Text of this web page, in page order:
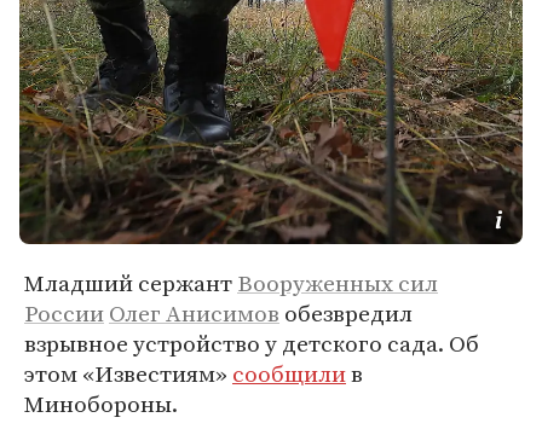
Младший сержантВооруженных сил
РоссииОлег Анисимов обезвредил
взрывное устройство у детского сада. Об
этом «Известиям» сообщилив
Минобороны.